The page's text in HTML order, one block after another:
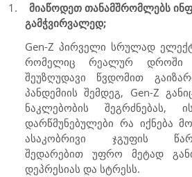
1.
მიაწოდეთ თანამშრომლებს
გამჭვირვალედ;
Gen-Z პირველი სრულად
რომელიც რეალურ დროში
შეუზღუდავი წვდომით
პანდემიის შემდეგ, Gen-Z
ნაკლებობის შეგრძნებას,
დარწმუნებულები რა იქნება
ასაკობრივი ჯგუფის
შედარებით უფრო მეტად
დეპრესიას და სტრესს.